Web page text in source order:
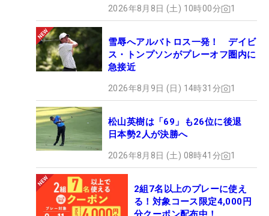
2026年8月8日 (土) 10時00分 1
雪辱へアルバトロス一発！ デイビ
ス・トンプソンがプレーオフ圏内に
急接近
2026年8月9日 (日) 14時31分 1
松山英樹は「69」も26位に後退
日本勢2人が決勝へ
2026年8月8日 (土) 08時41分 1
2組7名以上のプレーに使え
る！対象コース限定4,000円